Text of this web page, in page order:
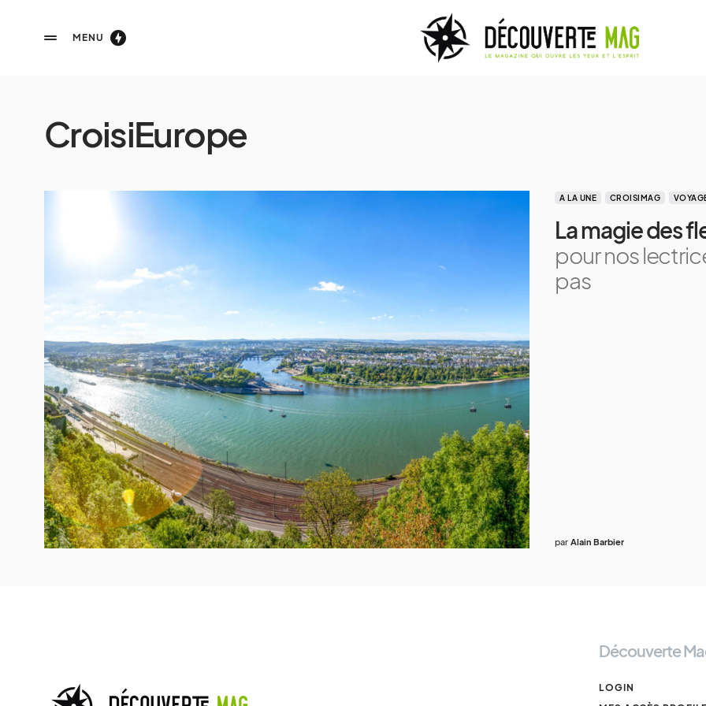
MENU
CroisiEurope
A LA UNE CROISIMAG
La magie des
pour nos
pas
par Alain Barbier
Découverte
LOGIN